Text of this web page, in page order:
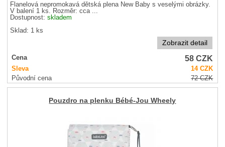
Flanelová nepromokavá dětská plena New Baby s veselými obrázky.
V balení 1 ks. Rozměr: cca ...
Dostupnost:skladem
Sklad: 1 ks
Zobrazit detail
Cena 58CZK
Sleva 14CZK
Původní cena
72CZK
Pouzdro na plenku Bébé-Jou Wheely